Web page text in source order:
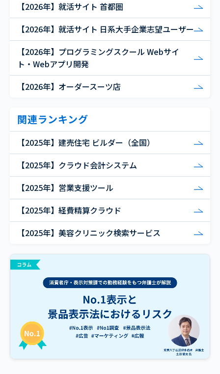
【2026年】就活サイト 首都圏
【2026年】就活サイト 日系大手企業志望ユーザー
【2026年】プログラミングスクール Webサイ
ト・Webアプリ開発
【2026年】オーダースーツ店
関連ランキング
【2025年】建売住宅 ビルダー（全国）
【2025年】クラウド会計システム
【2025年】営業支援ツール
【2025年】経費精算クラウド
【2025年】美容クリニック検索サービス